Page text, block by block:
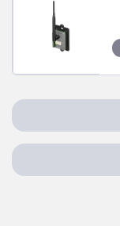
附件
线缆
转换器